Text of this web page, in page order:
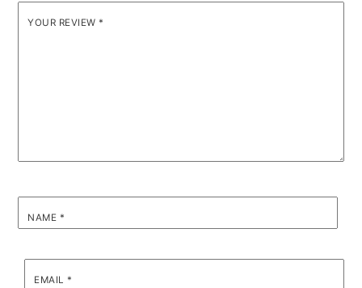
YOUR REVIEW *
NAME *
EMAIL *